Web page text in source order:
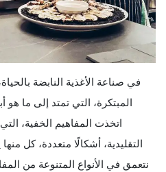
في صناعة الأغذية النابضة
المبتكرة، التي تمتد إلى ما هو
اتخذت المفاهيم الخفية،
التقليدية، أشكالًا متعددة، كل
نتعمق في الأنواع المتنوعة من